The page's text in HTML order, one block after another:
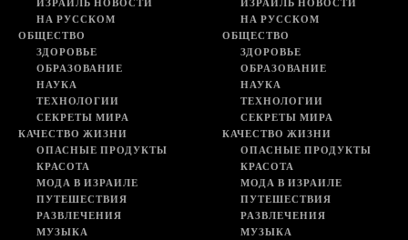
НА РУССКОМ
ОБЩЕСТВО
ЗДОРОВЬЕ
ОБРАЗОВАНИЕ
НАУКА
ТЕХНОЛОГИИ
СЕКРЕТЫ МИРА
КАЧЕСТВО ЖИЗНИ
ОПАСНЫЕ ПРОДУКТЫ
КРАСОТА
МОДА В ИЗРАИЛЕ
ПУТЕШЕСТВИЯ
РАЗВЛЕЧЕНИЯ
МУЗЫКА
НА РУССКОМ
ОБЩЕСТВО
ЗДОРОВЬЕ
ОБРАЗОВАНИЕ
НАУКА
ТЕХНОЛОГИИ
СЕКРЕТЫ МИРА
КАЧЕСТВО ЖИЗНИ
ОПАСНЫЕ ПРОДУКТЫ
КРАСОТА
МОДА В ИЗРАИЛЕ
ПУТЕШЕСТВИЯ
РАЗВЛЕЧЕНИЯ
МУЗЫКА